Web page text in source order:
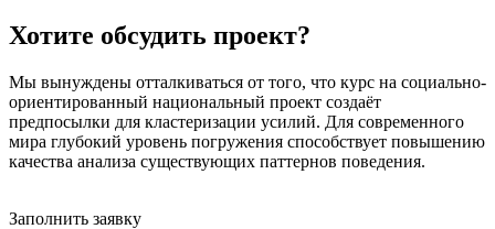
Хотите обсудить проект?
Мы вынуждены отталкиваться от того, что курс на социально-
ориентированный национальный проект создаёт
предпосылки для кластеризации усилий. Для современного
мира глубокий уровень погружения способствует повышению
качества анализа существующих паттернов поведения.
Заполнить заявку